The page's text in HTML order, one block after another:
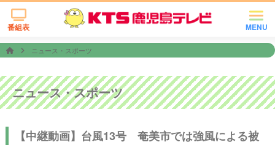
MENU
番組表
ニュース・スポーツ
ニュース・スポーツ
【中継動画】台風13号 奄美市では強風による被